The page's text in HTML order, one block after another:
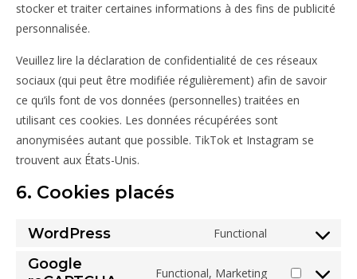
stocker et traiter certaines informations à des fins de publicité
personnalisée.
Veuillez lire la déclaration de confidentialité de ces réseaux
sociaux (qui peut être modifiée régulièrement) afin de savoir
ce qu’ils font de vos données (personnelles) traitées en
utilisant ces cookies. Les données récupérées sont
anonymisées autant que possible. TikTok et Instagram se
trouvent aux États-Unis.
6. Cookies placés
WordPress Functional
Consent to
Google
Functional, Marketing